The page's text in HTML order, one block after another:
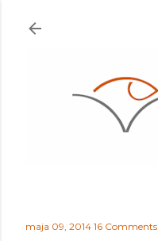
maja 09, 2014 16 Comments